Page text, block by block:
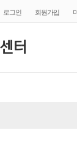
로그인 회원가입
터